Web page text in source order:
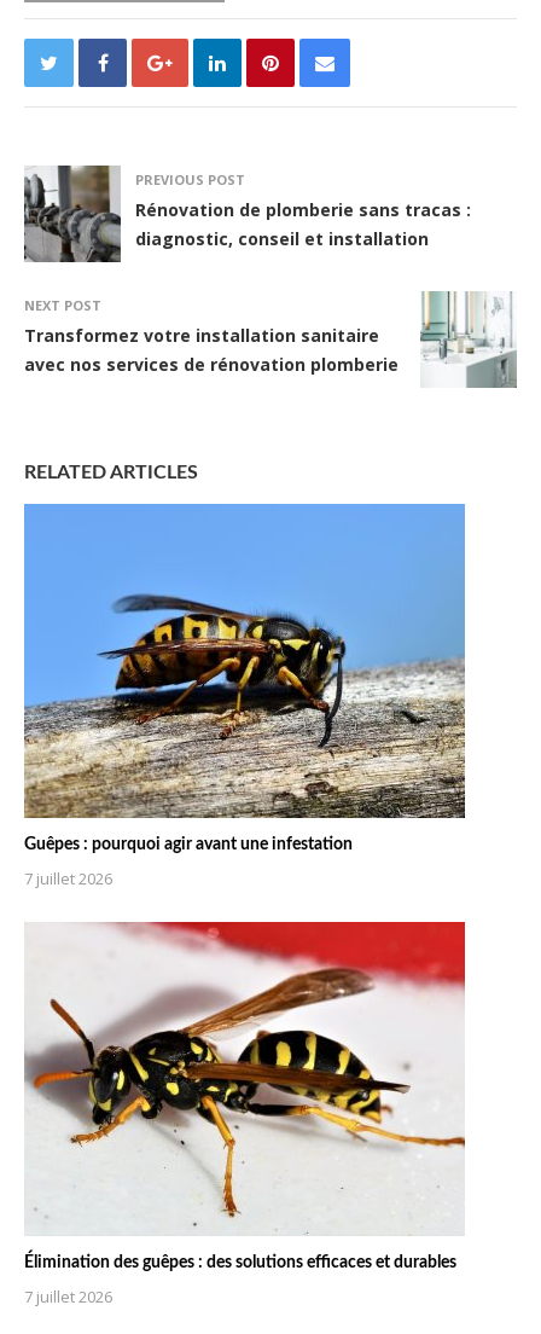
PREVIOUS POST
Rénovation de plomberie sans tracas :
diagnostic, conseil et installation
NEXT POST
Transformez votre installation sanitaire
avec nos services de rénovation plomberie
RELATED ARTICLES
Guêpes : pourquoi agir avant une infestation
7 juillet 2026
Élimination des guêpes : des solutions efficaces et durables
7 juillet 2026